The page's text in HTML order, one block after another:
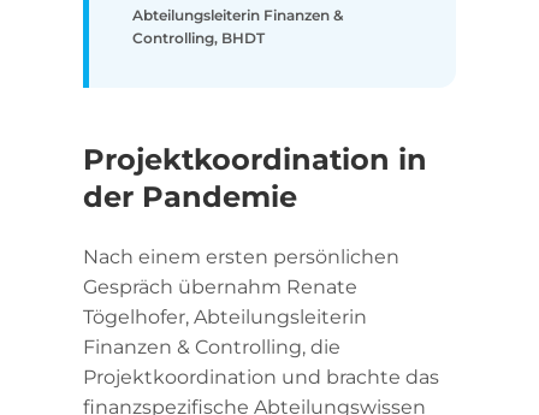
Abteilungsleiterin Finanzen &
Controlling, BHDT
Projektkoordination in
der Pandemie
Nach einem ersten persönlichen
Gespräch übernahm Renate
Tögelhofer, Abteilungsleiterin
Finanzen & Controlling, die
Projektkoordination und brachte das
finanzspezifische Abteilungswissen